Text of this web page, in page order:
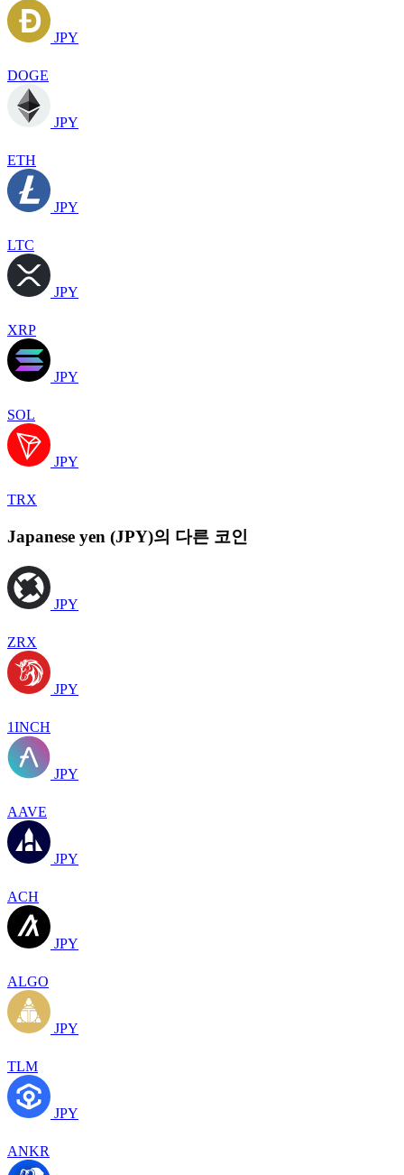
JPY
DOGE
JPY
ETH
JPY
LTC
JPY
XRP
JPY
SOL
JPY
TRX
Japanese yen (JPY)의 다른 코인
JPY
ZRX
JPY
1INCH
JPY
AAVE
JPY
ACH
JPY
ALGO
JPY
TLM
JPY
ANKR